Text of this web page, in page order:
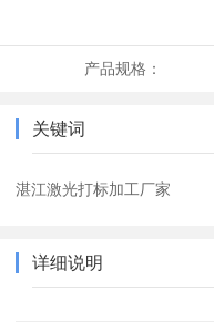
产品规格：
关键词
湛江激光打标加工厂家
详细说明